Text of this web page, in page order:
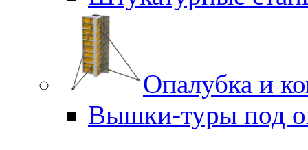
Опалубка и
Вышки-туры под